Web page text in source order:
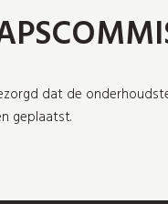
dat de
geplaatst.